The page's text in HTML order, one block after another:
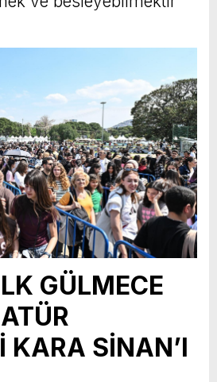
GÜLMECE
KARA SİNAN’I